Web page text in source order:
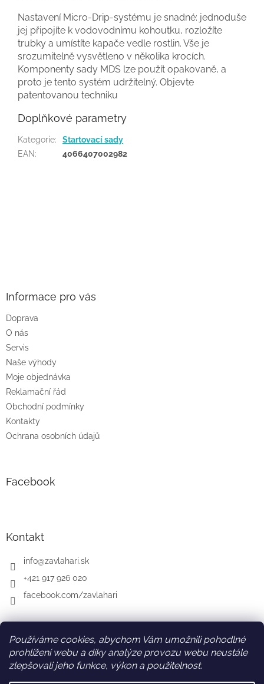
Používáme cookies, abychom Vám umožnili pohodlné
prohlížení webu a díky analýze provozu webu neustále
zlepšovali jeho funkce, výkon a použitelnost.
Nastavení Micro-Drip-systému je snadné: jednoduše
jej připojíte k vodovodnímu kohoutku, rozložíte
trubky a umístíte kapače vedle rostlin. Vše je
srozumitelně vysvětleno v několika krocích.
Komponenty sady MDS lze použít opakovaně, a
proto je tento systém udržitelný. Objevte
patentovanou techniku
Doplňkové parametry
Kategorie:
Startovací sady
EAN: 4066407002982
Informace pro vás
Doprava
O nás
Servis
Naše výhody
Moje objednávka
Reklamační řád
Obchodní podmínky
Kontakty
Ochrana osobních údajů
Facebook
Kontakt
info@zavlahari.sk
+421 917 926 020
facebook.com/zavlahari
SK AT DE